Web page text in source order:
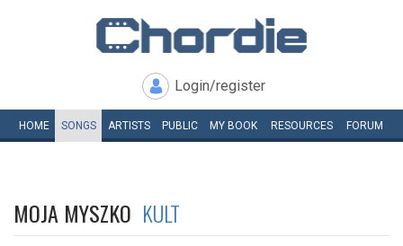
Login/register
HOME SONGS ARTISTS PUBLIC MY BOOK RESOURCES FORUM
MOJA MYSZKO KULT